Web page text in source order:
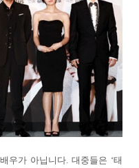
우가 아닙니다. 대중들은 ‘태